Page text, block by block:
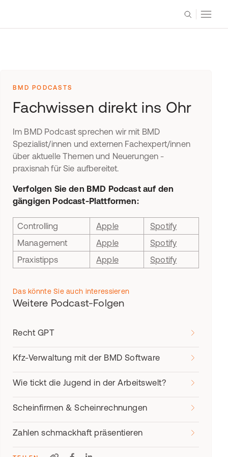
BMD PODCASTS
Fachwissen direkt ins Ohr
Im BMD Podcast sprechen wir mit BMD
Spezialist/innen und externen Fachexpert/innen
über aktuelle Themen und Neuerungen -
praxisnah für Sie aufbereitet.
Verfolgen Sie den BMD Podcast auf den
gängigen Podcast-Plattformen:
Controlling Apple
Spotify
Management
Apple
Spotify
Praxistipps
Apple Spotify
Das könnte Sie auch interessieren
Weitere Podcast-Folgen
Recht GPT
Kfz-Verwaltung mit der BMD Software
Wie tickt die Jugend in der Arbeitswelt?
Scheinfirmen & Scheinrechnungen
Zahlen schmackhaft präsentieren